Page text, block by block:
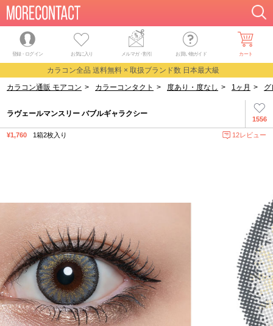
登録・ログイン お気に入り メルマガ・割引 お買い物ガイド カート
カラコン全品 送料無料 × 取扱ブランド数 日本最大級
カラコン通販 モアコン > カラーコンタクト > 度あり・度なし > 1ヶ月 > グ
1556
ラヴェールマンスリー バブルギャラクシー
¥1,760 1箱2枚入り 12レビュー